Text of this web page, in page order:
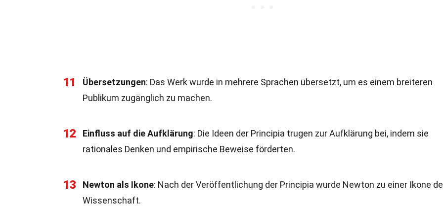
11 Übersetzungen: Das Werk wurde in mehrere Sprachen übersetzt, um es einem breiteren
Publikum zugänglich zu machen.
12 Einfluss auf die Aufklärung: Die Ideen der Principia trugen zur Aufklärung bei, indem sie
rationales Denken und empirische Beweise förderten.
13 Newton als Ikone: Nach der Veröffentlichung der Principia wurde Newton zu einer Ikone
Wissenschaft.